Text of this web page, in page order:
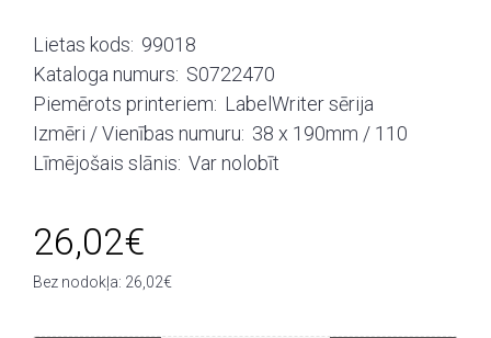
Lietas kods: 99018
Kataloga numurs: S0722470
Piemērots printeriem: LabelWriter sērija
Izmēri / Vienības numuru: 38 x 190mm / 110
Līmējošais slānis: Var nolobīt
26,02€
Bez nodokļa: 26,02€